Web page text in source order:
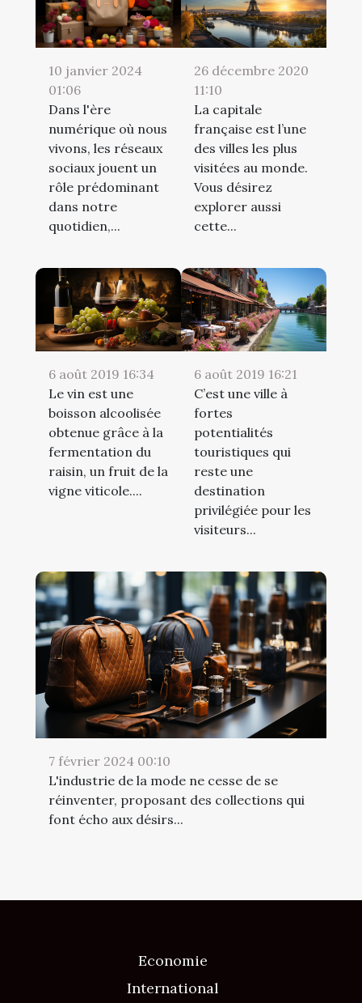
10 janvier 2024
01:06
Dans l'ère
numérique où nous
vivons, les réseaux
sociaux jouent un
rôle prédominant
dans notre
quotidien,...
26 décembre 2020
11:10
La capitale
française est l’une
des villes les plus
visitées au monde.
Vous désirez
explorer aussi
cette...
6 août 2019 16:34
Le vin est une
boisson alcoolisée
obtenue grâce à la
fermentation du
raisin, un fruit de la
vigne viticole....
6 août 2019 16:21
C’est une ville à
fortes
potentialités
touristiques qui
reste une
destination
privilégiée pour les
visiteurs...
7 février 2024 00:10
L'industrie de la mode ne cesse de se
réinventer, proposant des collections qui
font écho aux désirs...
Economie
International